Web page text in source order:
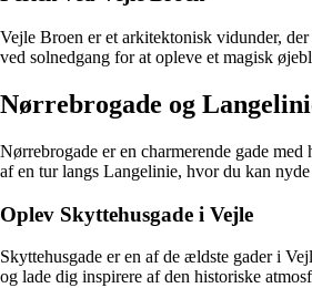
Vejle Broen er et arkitektonisk vidunder,
ved solnedgang for at opleve et magisk
Nørrebrogade og
Nørrebrogade er en charmerende gade
af en tur langs Langelinie, hvor du kan
Oplev Skyttehusgade i Vejle
Skyttehusgade er en af de ældste gader i
og lade dig inspirere af den historiske